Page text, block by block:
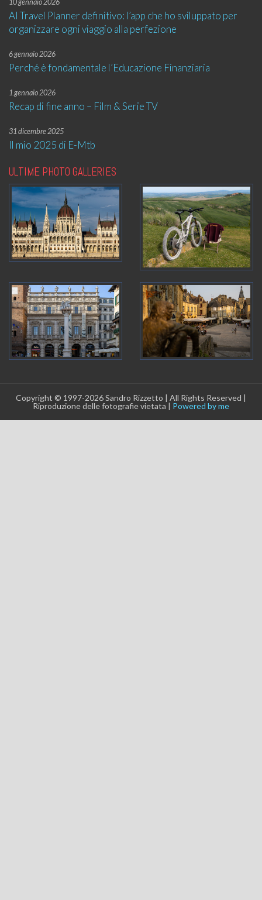
10 gennaio 2026
AI Travel Planner definitivo: l’app che ho sviluppato per
organizzare ogni viaggio alla perfezione
6 gennaio 2026
Perché è fondamentale l’Educazione Finanziaria
1 gennaio 2026
Recap di fine anno – Film & Serie TV
31 dicembre 2025
Il mio 2025 di E-Mtb
ULTIME PHOTO GALLERIES
Copyright © 1997-2026 Sandro Rizzetto | All Rights Reserved |
Riproduzione delle fotografie vietata | Powered by me